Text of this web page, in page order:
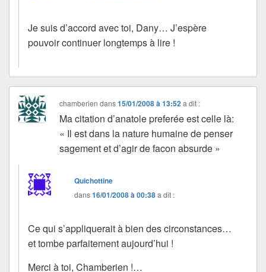
Je suis d’accord avec toi, Dany… J’espère
pouvoir continuer longtemps à lire !
chamberien dans15/01/2008 à 13:52 a dit :
Ma citation d’anatole preferée est celle là:
« Il est dans la nature humaine de penser
sagement et d’agir de facon absurde »
Quichottine
dans16/01/2008 à 00:38a dit :
Ce qui s’appliquerait à bien des circonstances…
et tombe parfaitement aujourd’hui !
Merci à toi, Chamberien !…